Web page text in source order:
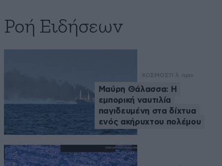
Ροή Ειδήσεων
ΚΟΣΜΟΣ 11 λ. πριν
Μαύρη Θάλασσα: Η
εμπορική ναυτιλία
παγιδευμένη στα δίχτυα
ενός ακήρυχτου πολέμου